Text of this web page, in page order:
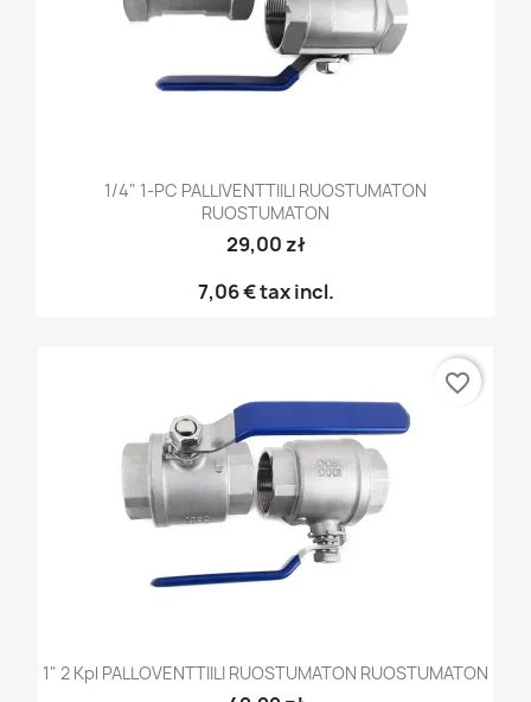
1/4" 1-PC PALLIVENTTIILI RUOSTUMATON
RUOSTUMATON
29,00 zł
7,06 €tax incl.
1" 2 Kpl PALLOVENTTIILI RUOSTUMATON RUOSTUMATON
favorite_border